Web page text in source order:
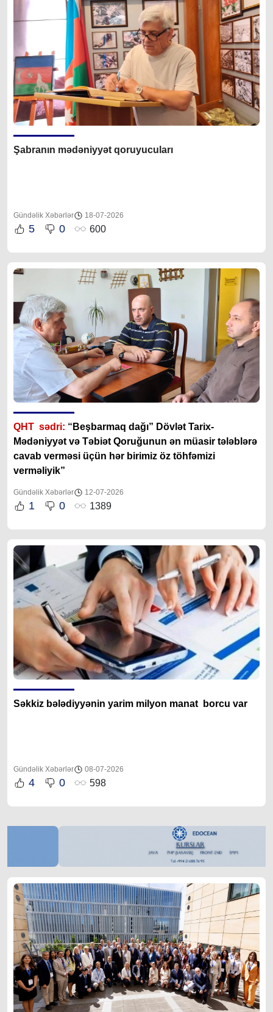
Şabranın mədəniyyət qoruyucuları
Gündəlik Xəbərlər 18-07-2026
5 0 600
QHT sədri: “ Beşbarmaq dağı” Dövlət Tarix-
Mədəniyyət və Təbiət Qoruğunun ən müasir tələblərə
cavab verməsi üçün hər birimiz öz töhfəmizi
verməliyik”
Gündəlik Xəbərlər 12-07-2026
1 0 1389
Səkkiz bələdiyyənin yarim milyon manat borcu var
Gündəlik Xəbərlər 08-07-2026
4 0 598